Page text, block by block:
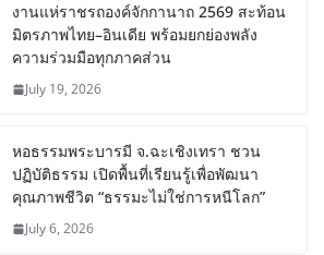
งานแห่ราชรถองค์จักกานาถ 2569 สะท้อน
มิตรภาพไทย–อินเดีย พร้อมยกย่องพลัง
ความร่วมมือทุกภาคส่วน
July 19, 2026
หอธรรมพระบารมี จ.ฉะเชิงเทรา ชวน
ปฏิบัติธรรม เปิดพื้นที่เรียนรู้เพื่อพัฒนา
คุณภาพชีวิต “ธรรมะไม่ใช่การหนีโลก”
July 6, 2026